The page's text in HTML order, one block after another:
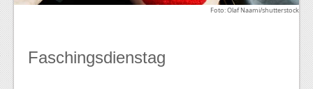
Foto: Olaf Naami/shutterstock
Faschingsdienstag